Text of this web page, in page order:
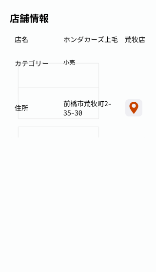
店舗情報
ホンダカーズ上毛 荒牧店
店名
小売
カテゴリー
前橋市荒牧町2-
35-30
住所